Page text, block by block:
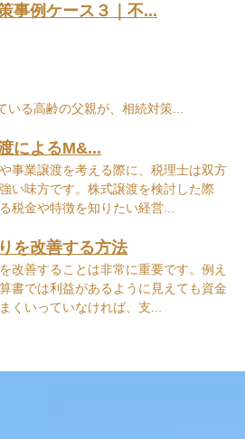
事例ケース３｜不...
る高齢の父親が、相続対策...
によるM&...
事業譲渡を考える際に、税理士は双方
い味方です。株式譲渡を検討した際
税金や特徴を知りたい経営...
を改善する方法
改善することは非常に重要です。例え
書では利益があるように見えても資金
くいっていなければ、支...